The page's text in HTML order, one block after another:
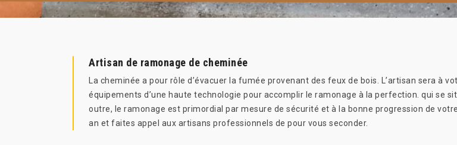
Artisan de ramonage de cheminée
La cheminée a pour rôle d’évacuer la fumée provenant des feux de bois. L’artisan sera à
équipements d’une haute technologie pour accomplir le ramonage à la perfection. qui se
outre, le ramonage est primordial par mesure de sécurité et à la bonne progression de
an et faites appel aux artisans professionnels de pour vous seconder.